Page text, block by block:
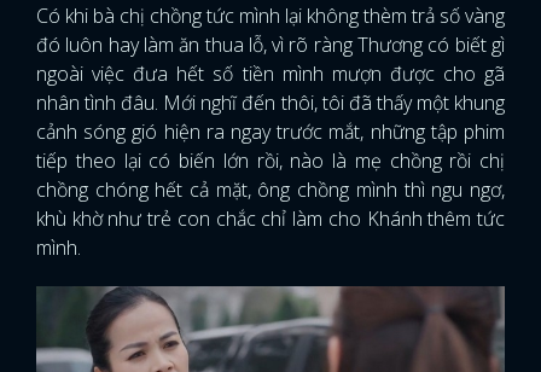
Có khi bà chị chồng tức mình lại không thèm trả số vàng
đó luôn hay làm ăn thua lỗ, vì rõ ràng Thương có biết gì
ngoài việc đưa hết số tiền mình mượn được cho gã
nhân tình đâu. Mới nghĩ đến thôi, tôi đã thấy một khung
cảnh sóng gió hiện ra ngay trước mắt, những tập phim
tiếp theo lại có biến lớn rồi, nào là mẹ chồng rồi chị
chồng chóng hết cả mặt, ông chồng mình thì ngu ngơ,
khù khờ như trẻ con chắc chỉ làm cho Khánh thêm tức
mình.